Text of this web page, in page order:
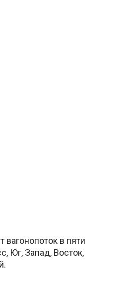
вагонопоток в пяти
Юг, Запад, Восток,